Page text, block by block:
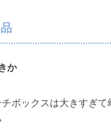
か
ボックスは大きすぎて